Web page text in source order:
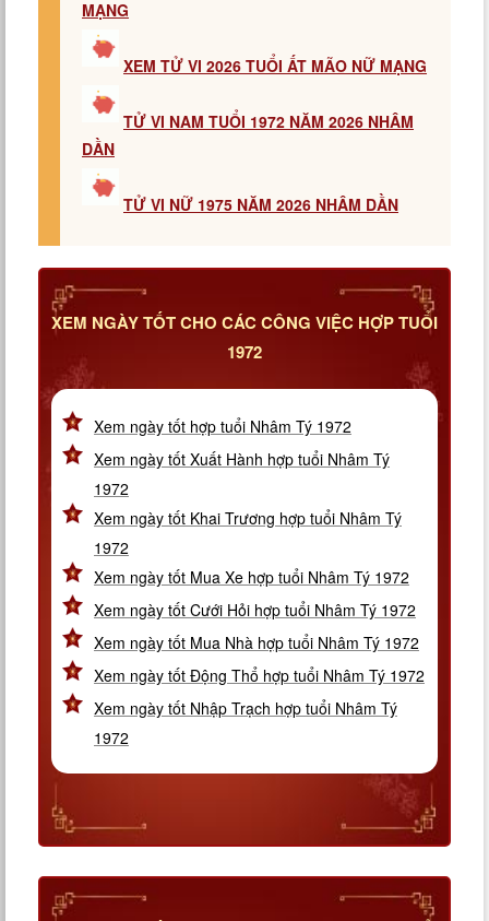
MẠNG
XEM TỬ VI 2026 TUỔI ẤT MÃO NỮ MẠNG
TỬ VI NAM TUỔI 1972 NĂM 2026 NHÂM
DẦN
TỬ VI NỮ 1975 NĂM 2026 NHÂM DẦN
XEM NGÀY TỐT CHO CÁC CÔNG VIỆC HỢP TUỔI
1972
Xem ngày tốt hợp tuổi Nhâm Tý 1972
Xem ngày tốt Xuất Hành hợp tuổi Nhâm Tý
1972
Xem ngày tốt Khai Trương hợp tuổi Nhâm Tý
1972
Xem ngày tốt Mua Xe hợp tuổi Nhâm Tý 1972
Xem ngày tốt Cưới Hỏi hợp tuổi Nhâm Tý 1972
Xem ngày tốt Mua Nhà hợp tuổi Nhâm Tý 1972
Xem ngày tốt Động Thổ hợp tuổi Nhâm Tý 1972
Xem ngày tốt Nhập Trạch hợp tuổi Nhâm Tý
1972